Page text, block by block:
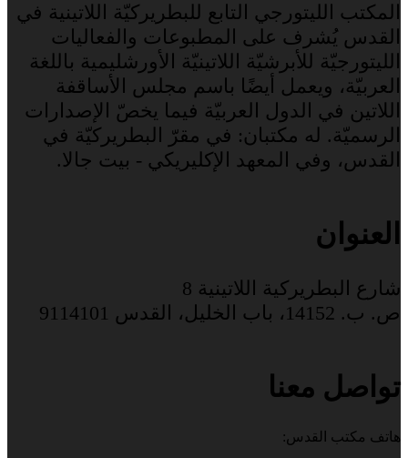
المكتب الليتورجي التابع للبطريركيّة اللاتينية في
القدس يُشرف على المطبوعات والفعاليات
الليتورجيّة للأبرشيّة اللاتينيّة الأورشليمية باللغة
العربيّة، ويعمل أيضًا باسم مجلس الأساقفة
اللاتين في الدول العربيّة فيما يخصّ الإصدارات
الرسميّة. له مكتبان: في مقرّ البطريركيّة في
القدس، وفي المعهد الإكليريكي - بيت جالا.
العنوان
شارع البطريركية اللاتينية 8
ص. ب. 14152، باب الخليل، القدس 9114101
تواصل معنا
هاتف مكتب القدس: